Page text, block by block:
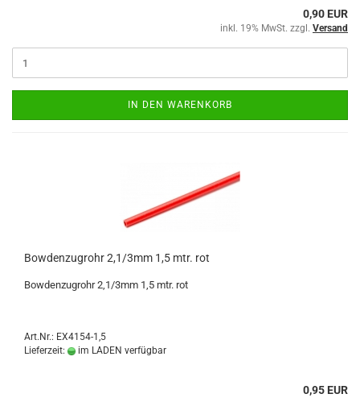
0,90 EUR
inkl. 19% MwSt. zzgl. Versand
IN DEN WARENKORB
Bowdenzugrohr 2,1/3mm 1,5 mtr. rot
Bowdenzugrohr 2,1/3mm 1,5 mtr. rot
Art.Nr.: EX4154-1,5
Lieferzeit:
im LADEN verfügbar
0,95 EUR